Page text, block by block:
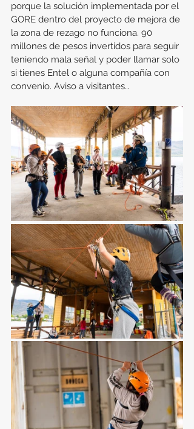
porque la solución implementada por el
GORE dentro del proyecto de mejora de
la zona de rezago no funciona. 90
millones de pesos invertidos para seguir
teniendo mala señal y poder llamar solo
si tienes Entel o alguna compañía con
convenio. Aviso a visitantes…